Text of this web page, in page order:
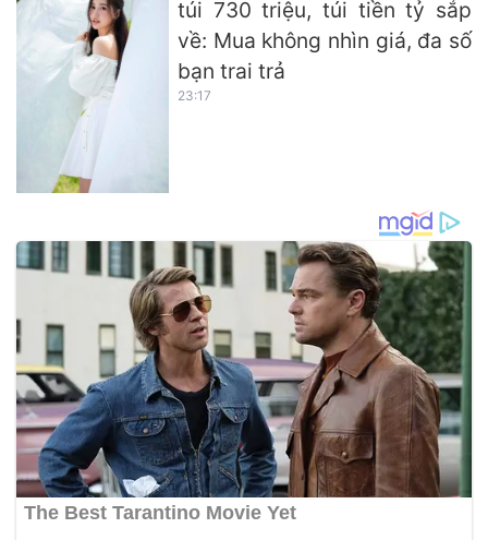
túi 730 triệu, túi tiền tỷ sắp
về: Mua không nhìn giá, đa số
bạn trai trả
23:17